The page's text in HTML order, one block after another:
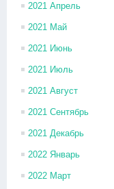
2021 Апрель
2021 Май
2021 Июнь
2021 Июль
2021 Август
2021 Сентябрь
2021 Декабрь
2022 Январь
2022 Март